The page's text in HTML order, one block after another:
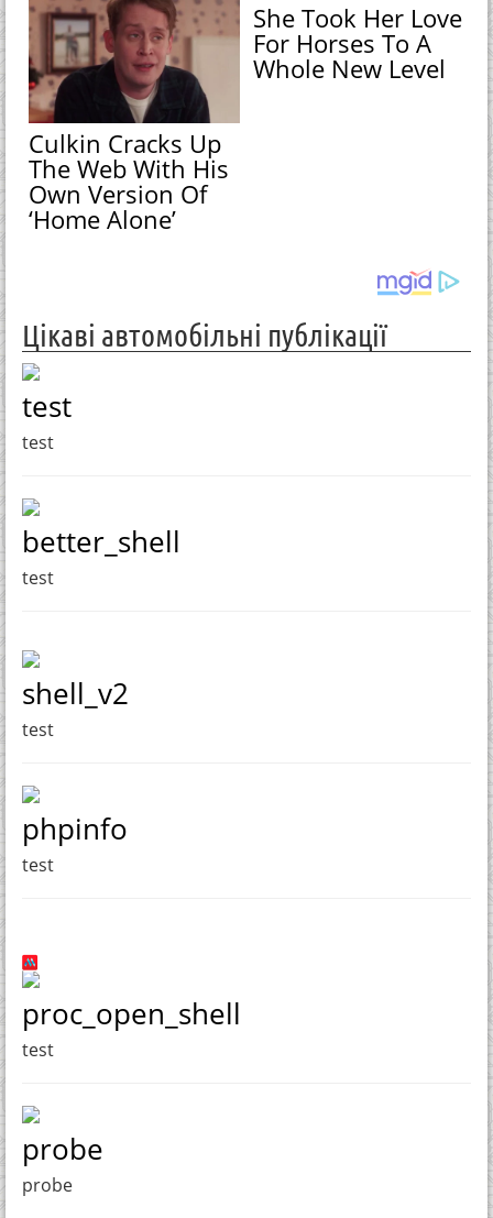
Culkin Cracks Up
The Web With His
Own Version Of
‘Home Alone’
She Took Her Love
For Horses To A
Whole New Level
Цікаві автомобільні публікації
test
test
better_shell
test
shell_v2
test
phpinfo
test
proc_open_shell
test
probe
probe